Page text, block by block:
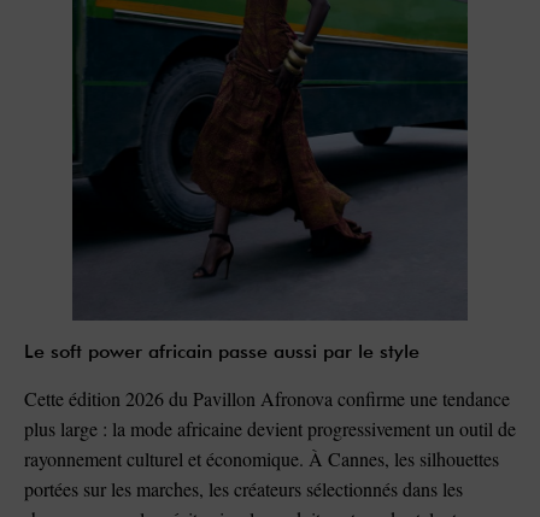
Le soft power africain passe aussi par le style
Cette édition 2026 du Pavillon Afronova confirme une tendance
plus large : la mode africaine devient progressivement un outil de
rayonnement culturel et économique. À Cannes, les silhouettes
portées sur les marches, les créateurs sélectionnés dans les